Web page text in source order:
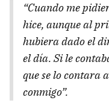
“Cuando me
hice, aunque al
hubiera dado el
el día. Si le
que se lo contara
conmigo”.